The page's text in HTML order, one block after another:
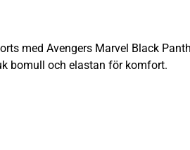
med Avengers Marvel Black
bomull och elastan för komfort.